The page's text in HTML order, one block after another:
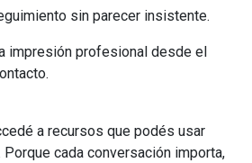
sin parecer insistente.
impresión profesional desde el
a recursos que podés usar
cada conversación importa,